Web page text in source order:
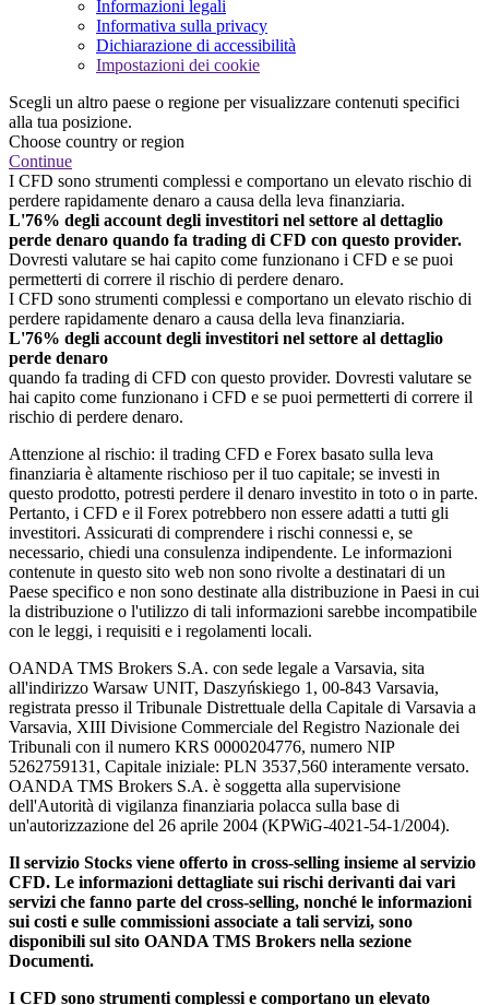
Informazioni legali
Informativa sulla privacy
Dichiarazione di accessibilità
Impostazioni dei cookie
Scegli un altro paese o regione per visualizzare contenuti specifici
alla tua posizione.
Choose country or region
Continue
I CFD sono strumenti complessi e comportano un elevato rischio di
perdere rapidamente denaro a causa della leva finanziaria.
L'76% degli account degli investitori nel settore al dettaglio
perde denaro quando fa trading di CFD con questo provider.
Dovresti valutare se hai capito come funzionano i CFD e se puoi
permetterti di correre il rischio di perdere denaro.
I CFD sono strumenti complessi e comportano un elevato rischio di
perdere rapidamente denaro a causa della leva finanziaria.
L'76% degli account degli investitori nel settore al dettaglio
perde denaro
quando fa trading di CFD con questo provider. Dovresti valutare se
hai capito come funzionano i CFD e se puoi permetterti di correre il
rischio di perdere denaro.
Attenzione al rischio: il trading CFD e Forex basato sulla leva
finanziaria è altamente rischioso per il tuo capitale; se investi in
questo prodotto, potresti perdere il denaro investito in toto o in parte.
Pertanto, i CFD e il Forex potrebbero non essere adatti a tutti gli
investitori. Assicurati di comprendere i rischi connessi e, se
necessario, chiedi una consulenza indipendente. Le informazioni
contenute in questo sito web non sono rivolte a destinatari di un
Paese specifico e non sono destinate alla distribuzione in Paesi in cui
la distribuzione o l'utilizzo di tali informazioni sarebbe incompatibile
con le leggi, i requisiti e i regolamenti locali.
OANDA TMS Brokers S.A. con sede legale a Varsavia, sita
all'indirizzo Warsaw UNIT, Daszyńskiego 1, 00-843 Varsavia,
registrata presso il Tribunale Distrettuale della Capitale di Varsavia a
Varsavia, XIII Divisione Commerciale del Registro Nazionale dei
Tribunali con il numero KRS 0000204776, numero NIP
5262759131, Capitale iniziale: PLN 3537,560 interamente versato.
OANDA TMS Brokers S.A. è soggetta alla supervisione
dell'Autorità di vigilanza finanziaria polacca sulla base di
un'autorizzazione del 26 aprile 2004 (KPWiG-4021-54-1/2004).
Il servizio Stocks viene offerto in cross-selling insieme al servizio
CFD. Le informazioni dettagliate sui rischi derivanti dai vari
servizi che fanno parte del cross-selling, nonché le informazioni
sui costi e sulle commissioni associate a tali servizi, sono
disponibili sul sito OANDA TMS Brokers nella sezione
Documenti.
I CFD sono strumenti complessi e comportano un elevato